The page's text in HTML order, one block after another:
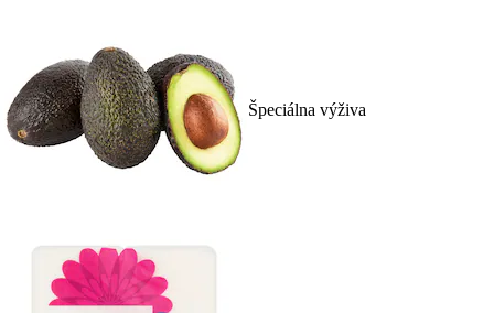
Špeciálna výživa